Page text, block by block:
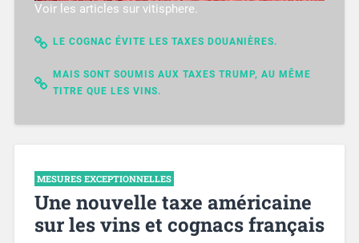
Voir les articles sur vitisphere.
LE COGNAC ÉVITE LES TAXES DOUANIÈRES.
MAIS SONT SOUMIS AUX TAXES TRUMP, AU MÊME
TITRE QUE LES VINS.
MESURES EXCEPTIONNELLES
Une nouvelle taxe américaine
sur les vins et cognacs français